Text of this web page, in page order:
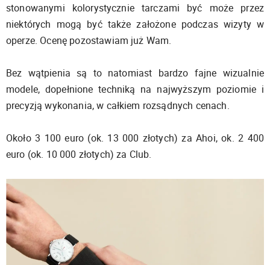
stonowanymi kolorystycznie tarczami być może przez
niektórych mogą być także założone podczas wizyty w
operze. Ocenę pozostawiam już Wam.
Bez wątpienia są to natomiast bardzo fajne wizualnie
modele, dopełnione techniką na najwyższym poziomie i
precyzją wykonania, w całkiem rozsądnych cenach.
Około 3 100 euro (ok. 13 000 złotych) za Ahoi, ok. 2 400
euro (ok. 10 000 złotych) za Club.